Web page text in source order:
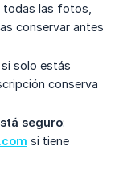
todas las fotos,
conservar antes
si solo estás
conserva
seguro:
si tiene